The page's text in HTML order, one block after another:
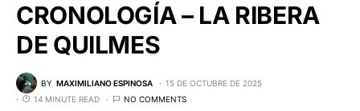
CRONOLOGÍA – LA RIBERA
DE QUILMES
BY MAXIMILIANO ESPINOSA
15 DE OCTUBRE DE 2025
14 MINUTE READ
NO COMMENTS